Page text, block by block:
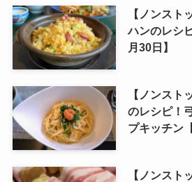
【ノンスト
ハンのレシ
月30日】
【ノンスト
のレシピ！
プキッチン
【ノンスト